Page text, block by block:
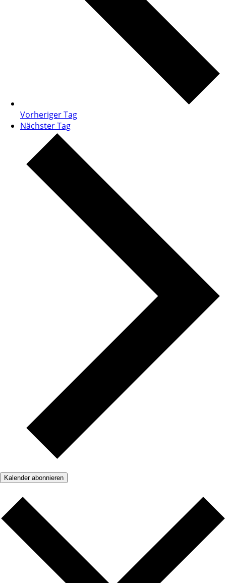
Vorheriger Tag
Nächster Tag
Kalender abonnieren